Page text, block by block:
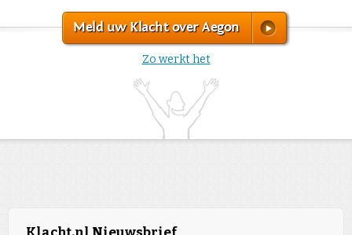
Meld uw Klacht over Aegon
Zo werkt het